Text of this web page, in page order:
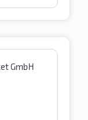
GmbH